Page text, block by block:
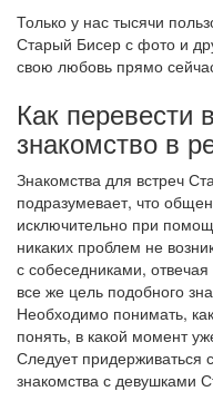
Только у нас тысячи
Старый Бисер с фото и
свою любовь прямо
Как перевести
знакомство в
Знакомства для встреч
подразумевает, что
исключительно при
никаких проблем не
с собеседниками,
все же цель подобного
Необходимо понимать,
понять, в какой момент
Следует
знакомства с девушками